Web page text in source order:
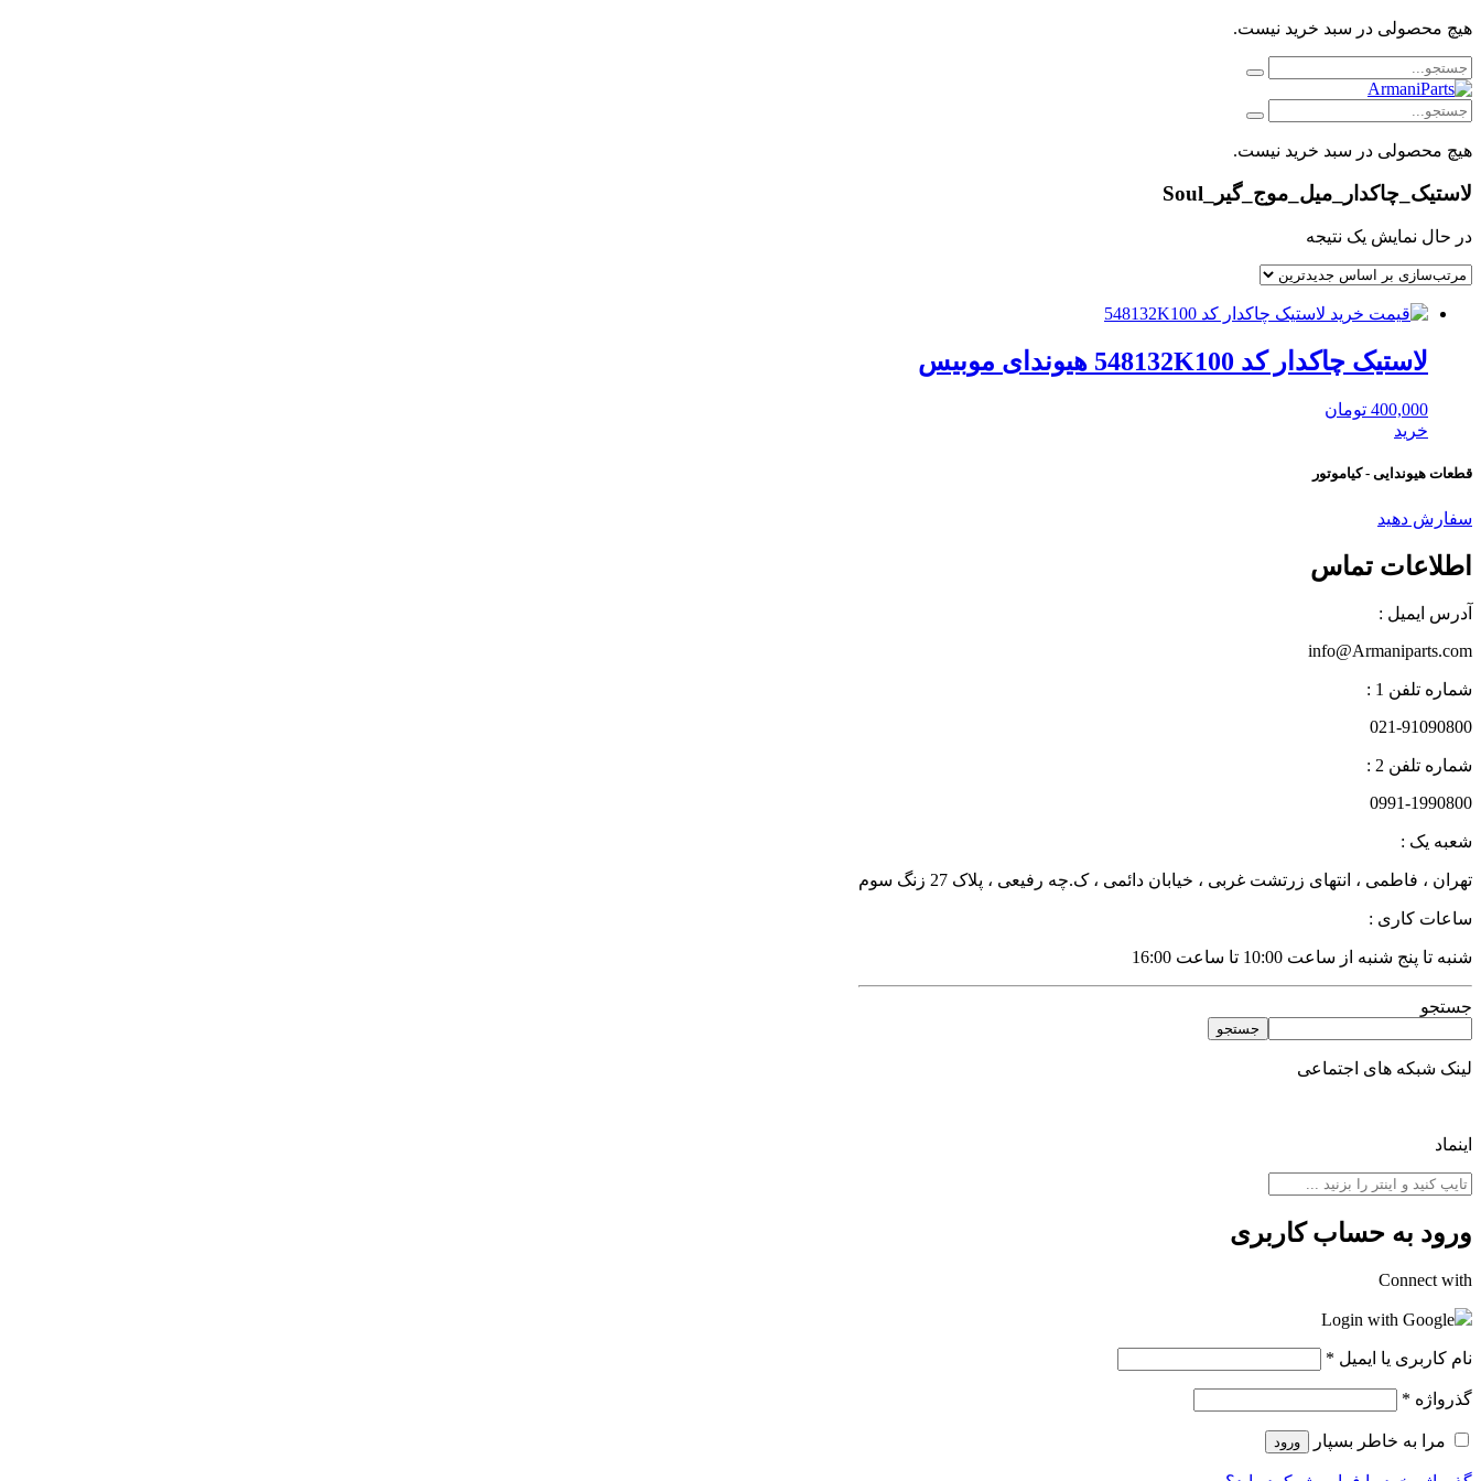
هیچ محصولی در سبد خرید نیست.
هیچ محصولی در سبد خرید نیست.
لاستیک_چاکدار_میل_موج_گیر_Soul
در حال نمایش یک نتیجه
لاستیک چاکدار کد 548132K100 هیوندای موبیس
400,000 تومان
خرید
قطعات هیوندایی - کیاموتور
سفارش دهید
اطلاعات تماس
آدرس ایمیل :
info@Armaniparts.com
شماره تلفن 1 :
021-91090800
شماره تلفن 2 :
0991-1990800
شعبه یک :
تهران ، فاطمی ، انتهای زرتشت غربی ، خیابان دائمی ، ک.چه رفیعی ، پلاک 27 زنگ سوم
ساعات کاری :
شنبه تا پنج شنبه از ساعت 10:00 تا ساعت 16:00
جستجو
جستجو
لینک شبکه های اجتماعی
اینماد
ورود به حساب کاربری
Connect with
Login with Google
نام کاربری یا ایمیل *
گذرواژه *
مرا به خاطر بسپار ورود